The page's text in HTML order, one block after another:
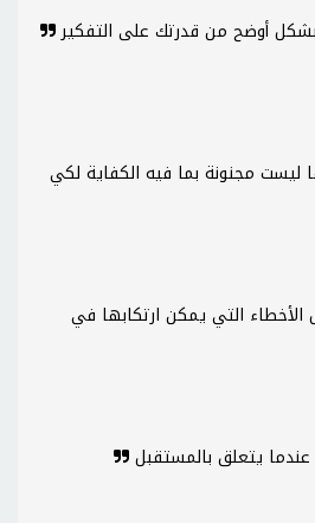
أوضح من قدرتك على التفكير
ليست مجنونة بما فيه الكفاية لكي
الأخطاء التي يمكن ارتكابها في
يتعلق بالمستقبل